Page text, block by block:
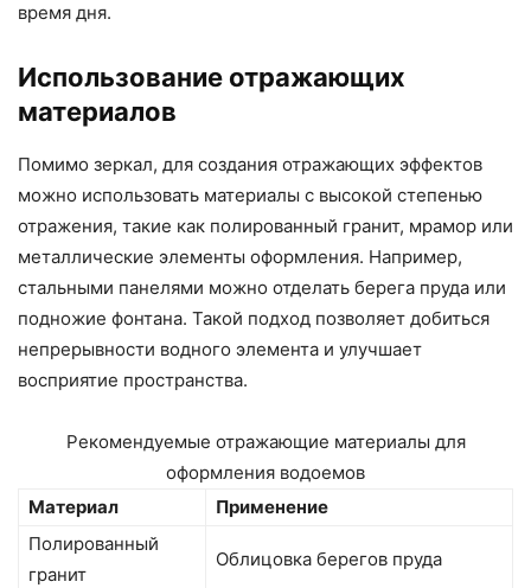
время дня.
Использование отражающих
материалов
Помимо зеркал, для создания отражающих эффектов
можно использовать материалы с высокой степенью
отражения, такие как полированный гранит, мрамор или
металлические элементы оформления. Например,
стальными панелями можно отделать берега пруда или
подножие фонтана. Такой подход позволяет добиться
непрерывности водного элемента и улучшает
восприятие пространства.
Рекомендуемые отражающие материалы для
оформления водоемов
Материал
Применение
Полированный
гранит
Облицовка берегов пруда